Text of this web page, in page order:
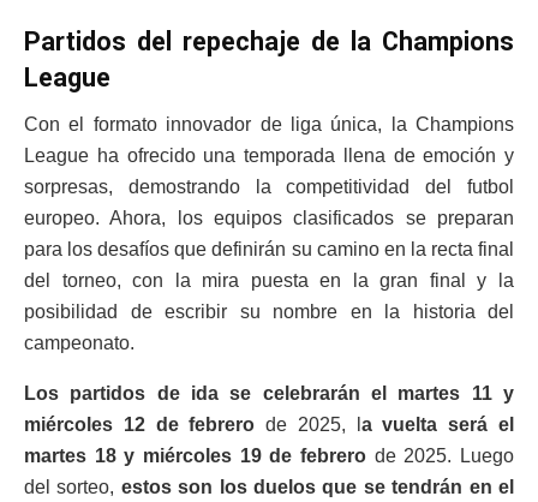
Partidos del repechaje de la Champions
League
Con el formato innovador de liga única, la Champions
League ha ofrecido una temporada llena de emoción y
sorpresas, demostrando la competitividad del futbol
europeo. Ahora, los equipos clasificados se preparan
para los desafíos que definirán su camino en la recta final
del torneo, con la mira puesta en la gran final y la
posibilidad de escribir su nombre en la historia del
campeonato.
Los partidos de ida se celebrarán el martes 11 y
miércoles 12 de febrero de 2025, l a vuelta será el
martes 18 y miércoles 19 de febrero de 2025. Luego
del sorteo, estos son los duelos que se tendrán en el